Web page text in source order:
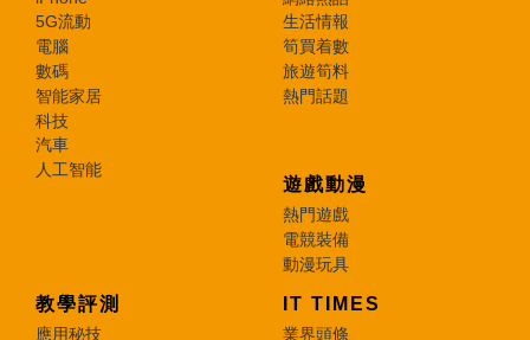
5G流動
電腦
數碼
智能家居
科技
汽車
人工智能
生活情報
筍買着數
旅遊筍料
熱門話題
遊戲動漫
熱門遊戲
電競裝備
動漫玩具
教學評測
應用秘技
IT TIMES
業界頭條